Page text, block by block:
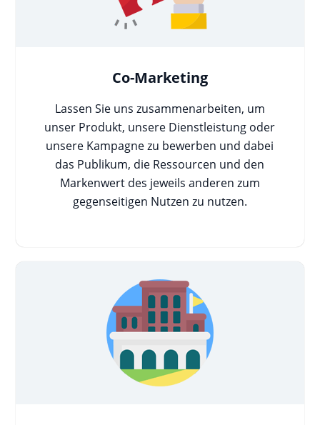
Co-Marketing
Lassen Sie uns zusammenarbeiten, um
unser Produkt, unsere Dienstleistung oder
unsere Kampagne zu bewerben und dabei
das Publikum, die Ressourcen und den
Markenwert des jeweils anderen zum
gegenseitigen Nutzen zu nutzen.